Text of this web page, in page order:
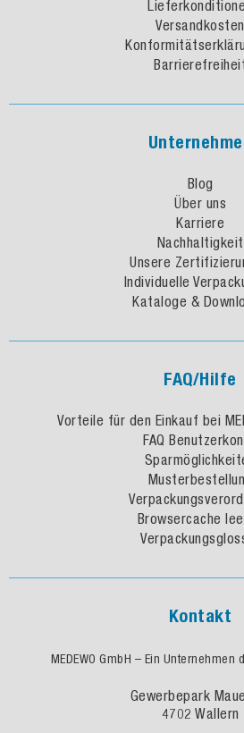
Versandkosten
Blog
Über uns
Karriere
Nachhaltigkeit
Unsere
Individuelle
Kataloge &
FAQ/Hilfe
Vorteile für den Einkauf bei
FAQ
Browsercache
Kontakt
MEDEWO GmbH – Ein Unternehmen
Gewerbepark
4702 Wallern